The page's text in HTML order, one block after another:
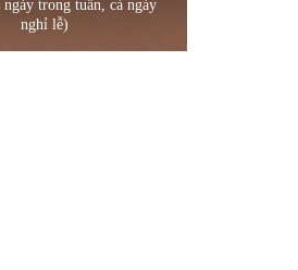
ngày trong tuần, cả ngày
nghỉ lễ)